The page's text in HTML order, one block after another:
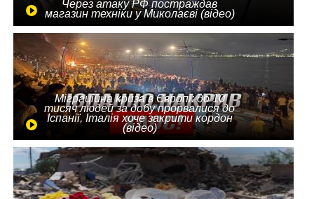
Через атаку РФ постраждав
магазин техніки у Миколаєві (відео)
Міграційна криза в Європі: до 10
тисяч людей за добу прорвалися до
Іспанії, Італія хоче закрити кордон
(відео)